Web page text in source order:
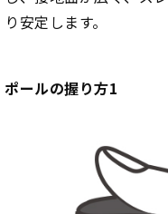
り安定します。
ポールの握り方1